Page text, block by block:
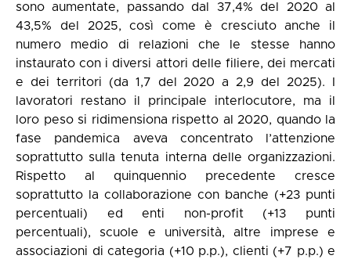
sono aumentate, passando dal 37,4% del 2020 al
43,5% del 2025, così come è cresciuto anche il
numero medio di relazioni che le stesse hanno
instaurato con i diversi attori delle filiere, dei mercati
e dei territori (da 1,7 del 2020 a 2,9 del 2025). I
lavoratori restano il principale interlocutore, ma il
loro peso si ridimensiona rispetto al 2020, quando la
fase pandemica aveva concentrato l’attenzione
soprattutto sulla tenuta interna delle organizzazioni.
Rispetto al quinquennio precedente cresce
soprattutto la collaborazione con banche (+23 punti
percentuali) ed enti non-profit (+13 punti
percentuali), scuole e università, altre imprese e
associazioni di categoria (+10 p.p.), clienti (+7 p.p.) e